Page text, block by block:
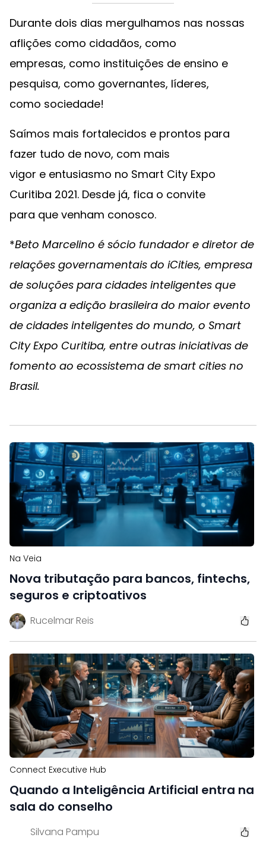
Durante dois dias mergulhamos nas nossas
aflições como cidadãos, como
empresas, como instituições de ensino e
pesquisa, como governantes, líderes,
como sociedade!
Saímos mais fortalecidos e prontos para
fazer tudo de novo, com mais
vigor e entusiasmo no Smart City Expo
Curitiba 2021. Desde já, fica o convite
para que venham conosco.
*Beto Marcelino é sócio fundador e diretor de
relações governamentais do iCities, empresa
de soluções para cidades inteligentes que
organiza a edição brasileira do maior evento
de cidades inteligentes do mundo, o Smart
City Expo Curitiba, entre outras iniciativas de
fomento ao ecossistema de smart cities no
Brasil.
Na Veia
Nova tributação para bancos, fintechs,
seguros e criptoativos
Rucelmar Reis
Connect Executive Hub
Quando a Inteligência Artificial entra na
sala do conselho
Silvana Pampu